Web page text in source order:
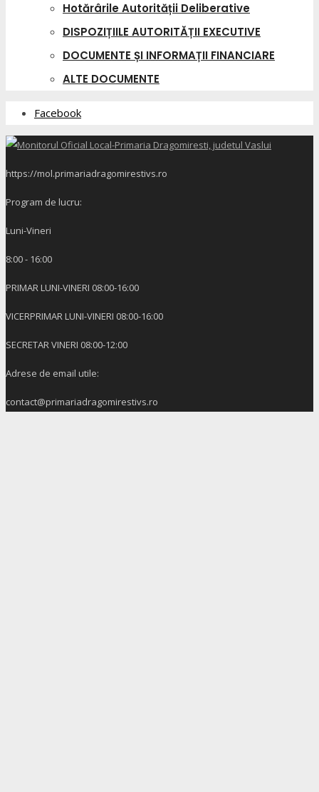
Hotărârile Autorității Deliberative
DISPOZIȚIILE AUTORITĂȚII EXECUTIVE
DOCUMENTE ȘI INFORMAȚII FINANCIARE
ALTE DOCUMENTE
Facebook
https://mol.primariadragomirestivs.ro
Program de lucru:
Luni-Vineri
8:00 - 16:00
PRIMAR LUNI-VINERI 08:00-16:00
VICERPRIMAR LUNI-VINERI 08:00-16:00
SECRETAR VINERI 08:00-12:00
Adrese de email utile:
contact@primariadragomirestivs.ro